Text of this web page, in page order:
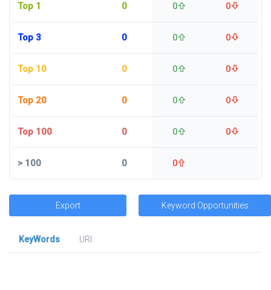
Top 1 0 0 0
Top 3 0 0 0
Top 10 0 0 0
Top 20 0 0 0
Top 100 0 0 0
>100 0 0
Export Keyword Opportunities
KeyWords
URl